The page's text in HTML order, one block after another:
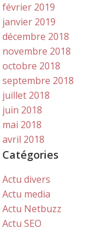
février 2019
janvier 2019
décembre 2018
novembre 2018
octobre 2018
septembre 2018
juillet 2018
juin 2018
mai 2018
avril 2018
Catégories
Actu divers
Actu media
Actu Netbuzz
Actu SEO